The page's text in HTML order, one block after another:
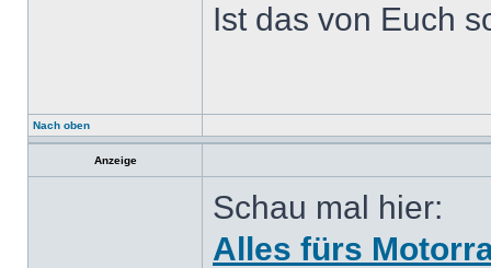
Ist das von Euch
Nach oben
Anzeige
Schau mal hier:
Alles fürs